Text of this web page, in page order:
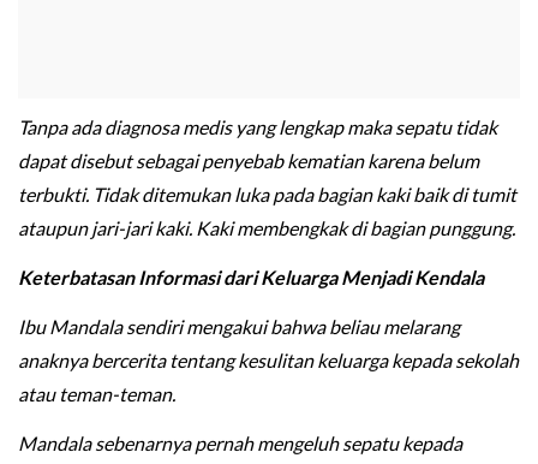
Tanpa ada diagnosa medis yang lengkap maka sepatu tidak
dapat disebut sebagai penyebab kematian karena belum
terbukti. Tidak ditemukan luka pada bagian kaki baik di tumit
ataupun jari-jari kaki. Kaki membengkak di bagian punggung.
Keterbatasan Informasi dari Keluarga Menjadi Kendala
Ibu Mandala sendiri mengakui bahwa beliau melarang
anaknya bercerita tentang kesulitan keluarga kepada sekolah
atau teman-teman.
Mandala sebenarnya pernah mengeluh sepatu kepada